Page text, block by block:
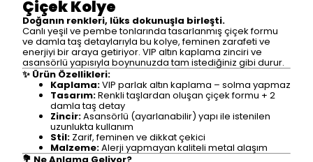
Çiçek Kolye
Doğanın renkleri, lüks dokunuşla birleşti.
Canlı yeşil ve pembe tonlarında tasarlanmış çiçek formu
ve damla taş detaylarıyla bu kolye, feminen zarafeti ve
enerjiyi bir araya getiriyor. VIP altın kaplama zinciri ve
asansörlü yapısıyla boynunuzda tam istediğiniz gibi durur.
✨ Ürün Özellikleri:
Kaplama:VIP parlak altın kaplama – solma yapmaz
Tasarım:Renkli taşlardan oluşan çiçek formu + 2
damla taş detay
Zincir:Asansörlü (ayarlanabilir) yapı ile istenilen
uzunlukta kullanım
Stil: Zarif, feminen ve dikkat çekici
Malzeme:Alerji yapmayan kaliteli metal alaşım